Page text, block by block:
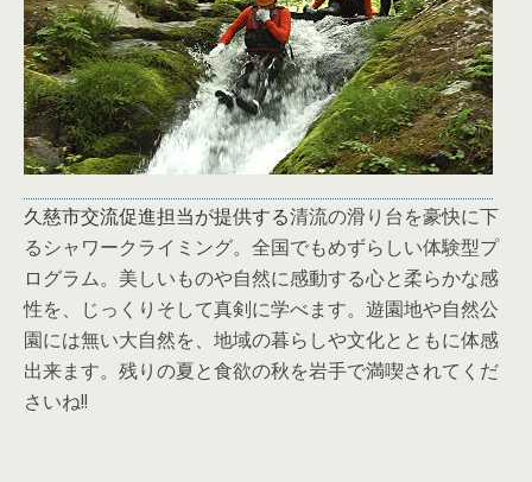
久慈市交流促進担当が提供する清流の滑り台を豪快に下
るシャワークライミング。全国でもめずらしい体験型プ
ログラム。美しいものや自然に感動する心と柔らかな感
性を、じっくりそして真剣に学べます。遊園地や自然公
園には無い大自然を、地域の暮らしや文化とともに体感
出来ます。残りの夏と食欲の秋を岩手で満喫されてくだ
さいね!!